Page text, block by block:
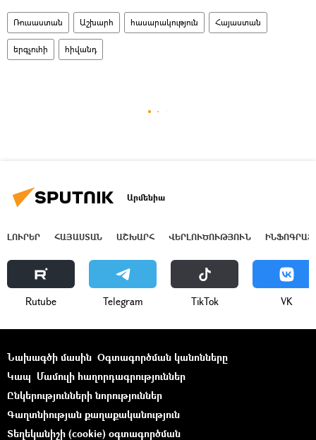
Ռուսաստան Աշխարհ հասարակություն Հայաստան
երգչուհի հիվանդ
Արմենիա
ԼՈՒՐԵՐ ՀԱՅԱՍՏԱՆ ԱՇԽԱՐՀ ՎԵՐԼՈՒԾՈՒԹՅՈՒՆ
Rutube Telegram ТikТоk VK
Նախագծի մասին Օգտագործման կանոնները
Կապ Մամուլի հաղորդագրություններ
Ընկերությունների նորություններ
Գաղտնիության քաղաքականություն
Տեղեկանիշի (cookie) օգտագործման